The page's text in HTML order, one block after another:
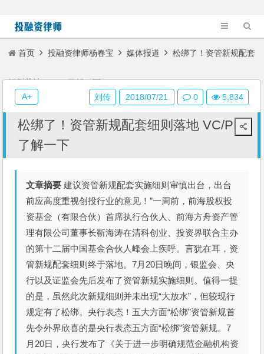
首页 投融资律师杨春宝 媒体报道 松绑了！资管新规配套
细则落地 VC/PE了解一下
松绑了！资管新规配套细则落地 VC/PE
了解一下
文章摘要 建议资管新规配套实施细则审慎出台，出台
前应高度重视创投行业的意见！”一周前，前海股权投
资基金（有限合伙）首席执行合伙人、前海方舟资产管
理有限公司董事长靳海涛在清科创业、投资界联合主办
的第十二届中国基金合伙人峰会上疾呼。言犹在耳，资
管新规配套细则终于落地。7月20日晚间，银监会、央
行以及证监会先后发布了资管新规实施细则。值得一提
的是，虽然此次新规细则并未出现“大放水”，但较现行
规定有了松绑。央行表态！五大方面“松绑”资管新规首
先令外界欣喜的是央行表态五方面“松绑”资管新规。7
月20日，央行发布了《关于进一步明确规范金融机构资
刘传 2018/07/21 0 5,834
A+